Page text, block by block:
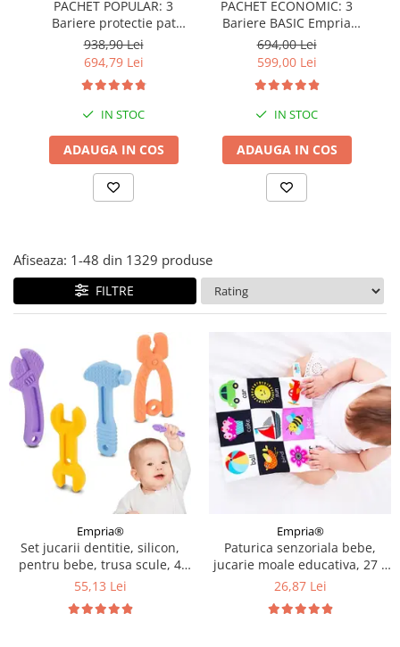
Covorase ortopedice senzoriale
Cuburi magnetice JollyHeap®
Rechizite scolare
Stikere decorative si covoare
Stickere decorative
Covorase de joaca
Carduri Cadou
Propuneri Cadou
Produse Sub 50 Lei
Resigilate
PACHET POPULAR: 3
Bariere protectie pat
copii, SELECT, 160x200
cm
938,90 Lei
694,79 Lei
IN STOC
ADAUGA IN COS
PACHET ECONOMIC: 3
Bariere BASIC Empria
protectie pat 160X200 cm
+ bara stabilizatoare
694,00 Lei
599,00 Lei
IN STOC
ADAUGA IN COS
Afiseaza: 1-48 din 1329 produse
FILTRE
Empria®
Set jucarii dentitie, silicon,
pentru bebe, trusa scule, 4
piese, Empria
55,13 Lei
Empria®
Paturica senzoriala bebe,
jucarie moale educativa, 27 x
27 cm, Empria, Diverse
26,87 Lei